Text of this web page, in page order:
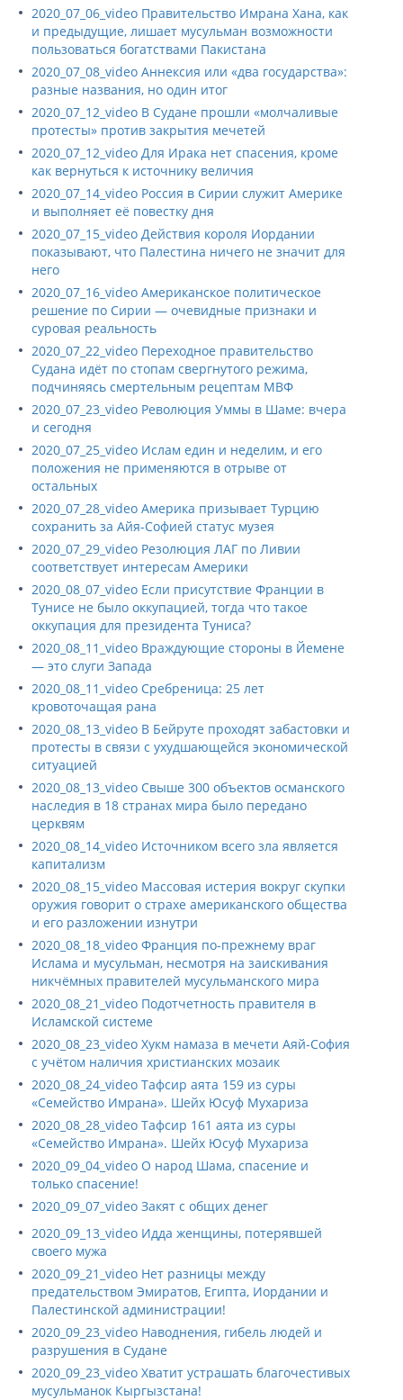
2020_07_06_video Правительство Имрана Хана, как
и предыдущие, лишает мусульман возможности
пользоваться богатствами Пакистана
2020_07_08_video Аннексия или «два государства»:
разные названия, но один итог
2020_07_12_video В Судане прошли «молчаливые
протесты» против закрытия мечетей
2020_07_12_video Для Ирака нет спасения, кроме
как вернуться к источнику величия
2020_07_14_video Россия в Сирии служит Америке
и выполняет её повестку дня
2020_07_15_video Действия короля Иордании
показывают, что Палестина ничего не значит для
него
2020_07_16_video Американское политическое
решение по Сирии — очевидные признаки и
суровая реальность
2020_07_22_video Переходное правительство
Судана идёт по стопам свергнутого режима,
подчиняясь смертельным рецептам МВФ
2020_07_23_video Революция Уммы в Шаме: вчера
и сегодня
2020_07_25_video Ислам един и неделим, и его
положения не применяются в отрыве от
остальных
2020_07_28_video Америка призывает Турцию
сохранить за Айя-Софией статус музея
2020_07_29_video Резолюция ЛАГ по Ливии
соответствует интересам Америки
2020_08_07_video Если присутствие Франции в
Тунисе не было оккупацией, тогда что такое
оккупация для президента Туниса?
2020_08_11_video Враждующие стороны в Йемене
— это слуги Запада
2020_08_11_video Сребреница: 25 лет
кровоточащая рана
2020_08_13_video В Бейруте проходят забастовки и
протесты в связи с ухудшающейся экономической
ситуацией
2020_08_13_video Свыше 300 объектов османского
наследия в 18 странах мира было передано
церквям
2020_08_14_video Источником всего зла является
капитализм
2020_08_15_video Массовая истерия вокруг скупки
оружия говорит о страхе американского общества
и его разложении изнутри
2020_08_18_video Франция по-прежнему враг
Ислама и мусульман, несмотря на заискивания
никчёмных правителей мусульманского мира
2020_08_21_video Подотчетность правителя в
Исламской системе
2020_08_23_video Хукм намаза в мечети Аяй-София
с учётом наличия христианских мозаик
2020_08_24_video Тафсир аята 159 из суры
«Семейство Имрана». Шейх Юсуф Мухариза
2020_08_28_video Тафсир 161 аята из суры
«Семейство Имрана». Шейх Юсуф Мухариза
2020_09_04_video О народ Шама, спасение и
только спасение!
2020_09_07_video Закят с общих денег
2020_09_13_video Идда женщины, потерявшей
своего мужа
2020_09_21_video Нет разницы между
предательством Эмиратов, Египта, Иордании и
Палестинской администрации!
2020_09_23_video Наводнения, гибель людей и
разрушения в Судане
2020_09_23_video Хватит устрашать благочестивых
мусульманок Кыргызстана!